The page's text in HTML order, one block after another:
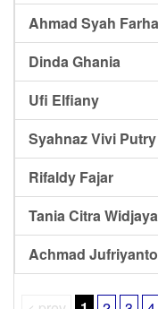
Ahmad Syah
Dinda Ghania
Ufi Elfiany
Syahnaz Vivi Putry
Rifaldy Fajar
Tania Citra Widjaya
Achmad Jufriyanto